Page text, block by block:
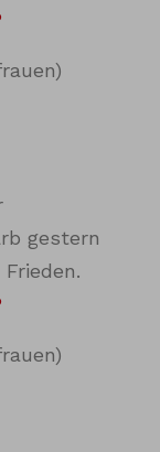
gestern